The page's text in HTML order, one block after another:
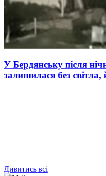
У Бердянську після
залишилася без
Дивитись всі